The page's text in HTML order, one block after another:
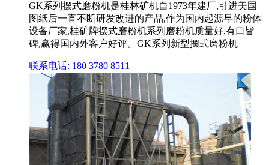
GK系列摆式磨粉机是桂林矿机自1973年建厂,引进美国
图纸后一直不断研发改进的产品,作为国内起源早的粉体
设备厂家,桂矿牌摆式磨粉机系列磨粉机质量好,有口皆
碑,赢得国内外客户好评。GK系列新型摆式磨粉机
联系电话: 180 3780 8511